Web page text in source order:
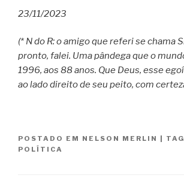
23/11/2023
(* N do R: o amigo que referi se chama
pronto, falei. Uma pândega que o
1996, aos 88 anos. Que Deus, esse
ao lado direito de seu peito, com
POSTADO EM NELSON MERLIN
POLÍTICA